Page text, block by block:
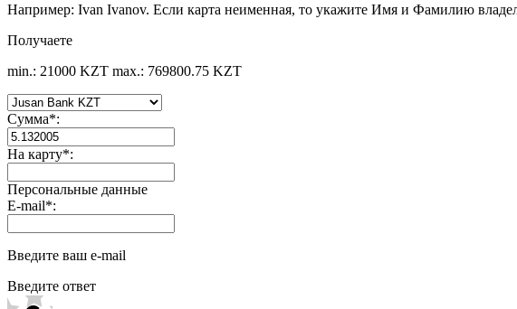
Например: Ivan Ivanov. Если карта неименная, то укажите Имя и Фамилию
Получаете
min.: 21000 KZT max.: 769800.75 KZT
Сумма*:
На карту*:
Персональные данные
E-mail*:
Введите ваш e-mail
Введите ответ